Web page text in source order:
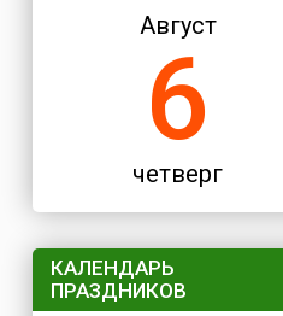
Август
6
четверг
КАЛЕНДАРЬ
ПРАЗДНИКОВ